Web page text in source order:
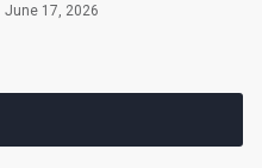
June 17, 2026